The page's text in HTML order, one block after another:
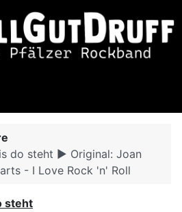
do steht ► Original: Joan
- I Love Rock 'n' Roll
steht